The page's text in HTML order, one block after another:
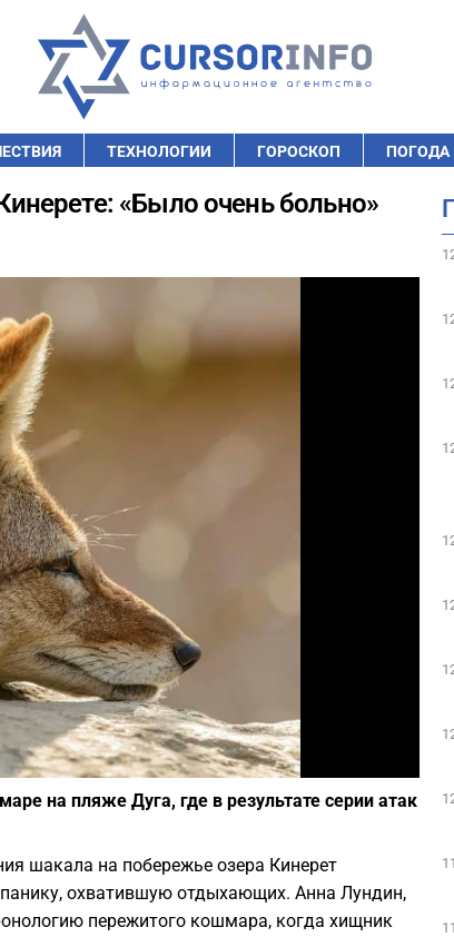
ТЕХНОЛОГИИ ГОРОСКОП ПОГОДА
«Было очень больно»
на пляже Дуга, где в результате серии атак
шакала на побережье озера Кинерет
охватившую отдыхающих. Анна Лундин,
пережитого кошмара, когда хищник